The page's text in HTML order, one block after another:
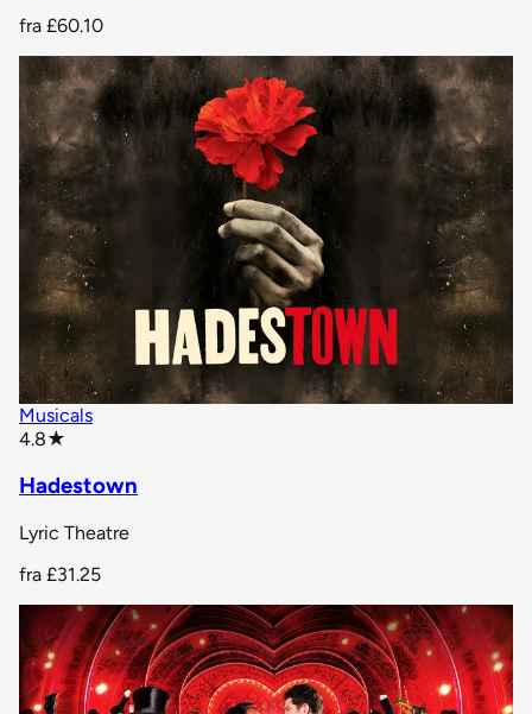
fra £60.10
Musicals
4.8★
Hadestown
Lyric Theatre
fra £31.25